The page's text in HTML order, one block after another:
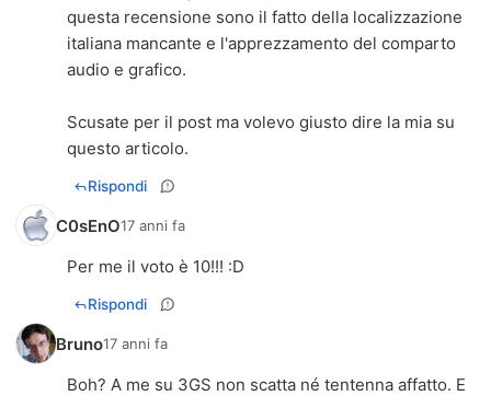
questa recensione sono il fatto della localizzazione
italiana mancante e l'apprezzamento del comparto
audio e grafico.
Scusate per il post ma volevo giusto dire la mia su
questo articolo.
Rispondi
C0sEnO17 anni fa
Per me il voto è 10!!! :D
Rispondi
Bruno17 anni fa
Boh? A me su 3GS non scatta né tentenna affatto. E